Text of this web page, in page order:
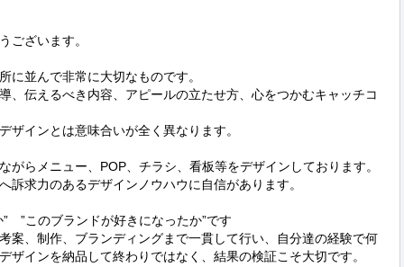
ございます。
に並んで非常に大切なものです。
、伝えるべき内容、アピールの立たせ方、心をつかむキャッチコ
ザインとは意味合いが全く異なります。
がらメニュー、POP、チラシ、看板等をデザインしております。
訴求力のあるデザインノウハウに自信があります。
　”このブランドが好きになったか”です
案、制作、ブランディングまで一貫して行い、自分達の経験で何
ザインを納品して終わりではなく、結果の検証こそ大切です。